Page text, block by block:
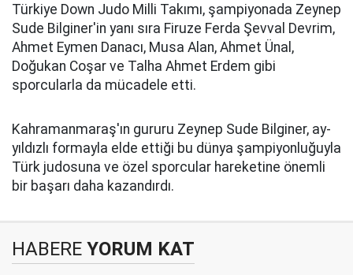
Türkiye Down Judo Milli Takımı, şampiyonada Zeynep
Sude Bilginer'in yanı sıra Firuze Ferda Şevval Devrim,
Ahmet Eymen Danacı, Musa Alan, Ahmet Ünal,
Doğukan Coşar ve Talha Ahmet Erdem gibi
sporcularla da mücadele etti.
Kahramanmaraş'ın gururu Zeynep Sude Bilginer, ay-
yıldızlı formayla elde ettiği bu dünya şampiyonluğuyla
Türk judosuna ve özel sporcular hareketine önemli
bir başarı daha kazandırdı.
HABERE YORUM KAT